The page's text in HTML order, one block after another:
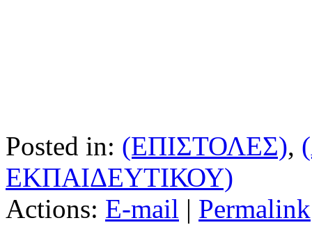
Posted in: (ΕΠΙΣΤΟΛΕΣ),
ΕΚΠΑΙΔΕΥΤΙΚΟΥ)
Actions: E-mail | Permalink